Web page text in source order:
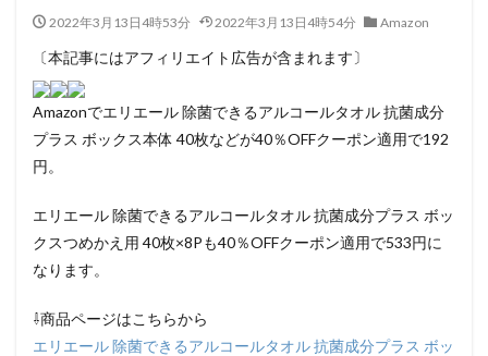
2022年3月13日4時53分 2022年3月13日4時54分 Amazon
〔本記事にはアフィリエイト広告が含まれます〕
Amazonでエリエール 除菌できるアルコールタオル 抗菌成分
プラス ボックス本体 40枚などが40％OFFクーポン適用で192
円。
エリエール 除菌できるアルコールタオル 抗菌成分プラス ボッ
クスつめかえ用 40枚×8Pも40％OFFクーポン適用で533円に
なります。
⇩商品ページはこちらから
エリエール 除菌できるアルコールタオル 抗菌成分プラス ボッ